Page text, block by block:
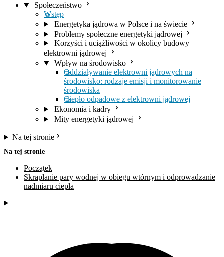
Społeczeństwo
Wstęp
Energetyka jądrowa w Polsce i na świecie
Problemy społeczne energetyki jądrowej
Korzyści i uciążliwości w okolicy budowy
elektrowni jądrowej
Wpływ na środowisko
Oddziaływanie elektrowni jądrowych na
środowisko: rodzaje emisji i monitorowanie
środowiska
Ciepło odpadowe z elektrowni jądrowej
Ekonomia i kadry
Mity energetyki jądrowej
Na tej stronie
Na tej stronie
Początek
Skraplanie pary wodnej w obiegu wtórnym i odprowadzanie
nadmiaru ciepła